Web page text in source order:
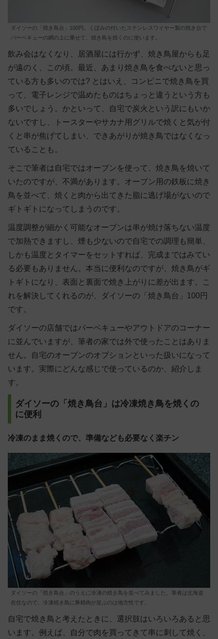
ダイソーの「焼き鳥台」100円。くぼみの付いたステンレスワイヤー製の焼き台で
バーベキューの網の上に乗せて、焼き鳥を焼くのに使います。
飲み会はなくなり、居酒屋には行かず、焼き鳥屋からも足
が遠のく、この頃。最近、あまり焼き鳥を食べないと思っ
ている方も多いのでは? とはいえ、コンビニで焼き鳥を買
って、電子レンジで温めたものはちょっと違うという方も
多いでしょう。かといって、自宅で炭火という訳にもいか
ないですし、トースターやサカナ用グリルで焼くと気が付
くと串が焦げてしまい、できあがりが焼き鳥ではなくなっ
ていることも。
そこで筆者は自宅ではオーブンを使って、焼き鳥を焼いて
いたのですが、不満があります。オーブン用の鉄板に焼き
鳥を並べて、焼くと肉から出てきた脂に逃げ場がないので
ギトギトになってしまうのです。
温度調整が細かく可能なオーブンは串が焼け落ちない温度
で加熱できますし、煙も少ないので自宅での調理も簡単、
しかも温度とタイマーをセットすれば、完成まではみてい
る必要もありません。本当に便利なのですが、焼き鳥がギ
トギトになり、表面と裏面で焼き上がりに差が出ます。こ
れを解決してくれるのが、ダイソーの「焼き鳥台」100円
です。
ダイソーの店舗ではバーベキューやアウトドアのコーナー
に並んでいますが、筆者の家では外で使ったことはありま
せん。自宅のオーブンのオプションといった扱いになって
います。実際にどんな感じで使っているのか、紹介しま
す。
ダイソーの「焼き鳥台」は冷凍焼き鳥を焼くの
に便利
冷凍のまま焼くので、準備なども必要なく楽チン
ダイソーの「焼き鳥台」のうえに冷凍の焼き鳥を並べてみました。筆者は北海道
在住なので、冷凍焼き鳥に豚精肉が並ぶのは地方性です。
自宅で焼き鳥と考えたときに、選択肢はいろいろあると思
います。例えば、自分で肉を買ってきて串に刺して焼く、